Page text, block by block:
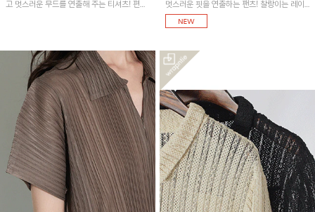
고 멋스러운 무드를 연출해 주는 티셔츠! 편안
멋스러운 핏을 연출하는 팬츠! 찰랑이는 레이
온 소재로 가볍고 시원하게 착용되며, 여유로
운 실루엣으로 활동성이 좋아 데일리 하게 즐